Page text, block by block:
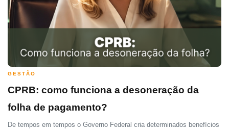
GESTÃO
CPRB: como funciona a desoneração da
folha de pagamento?
De tempos em tempos o Governo Federal cria determinados benefícios